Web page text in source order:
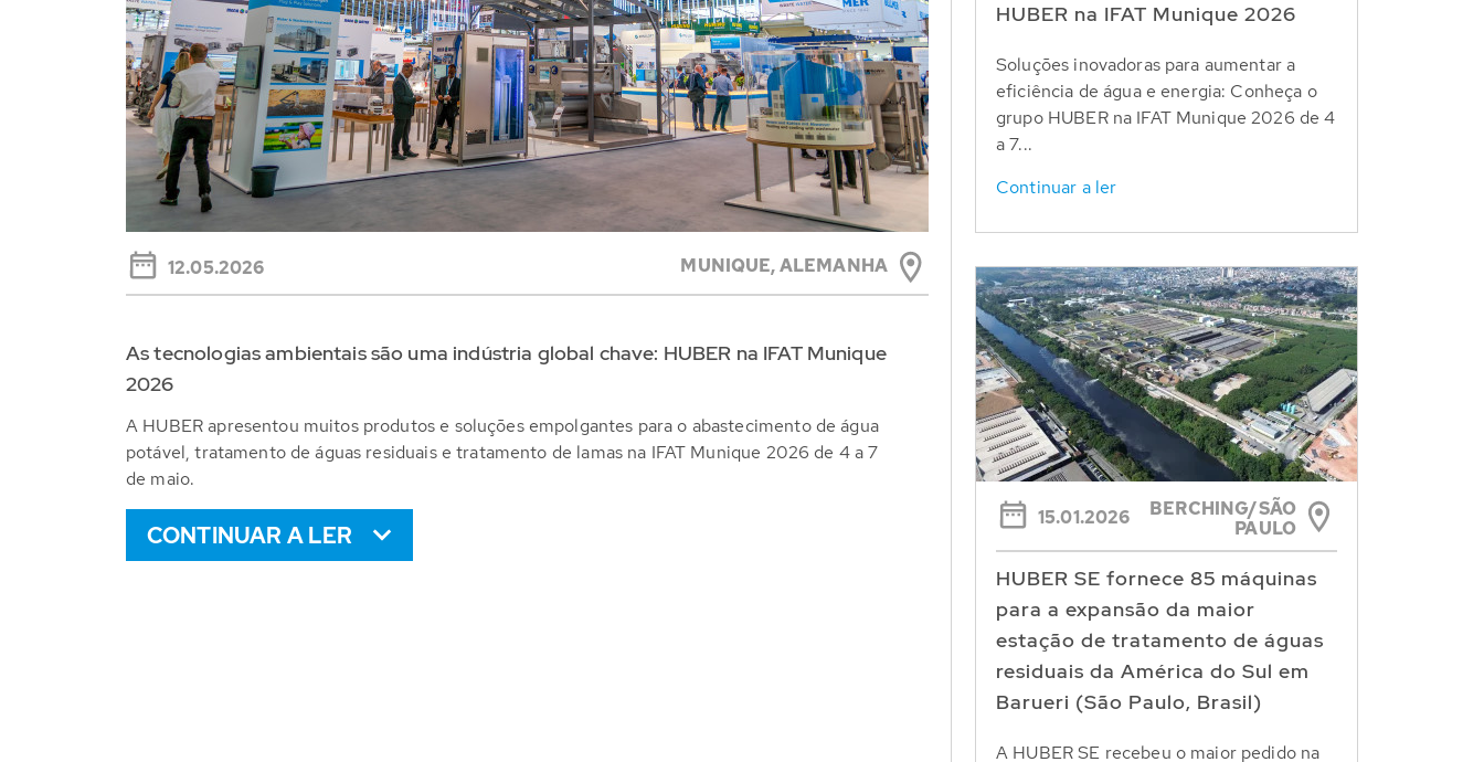
12.05.2026 MUNIQUE,ALEMANHA
As tecnologias ambientais são uma indústria global chave: HUBER na IFAT Munique
2026
A HUBER apresentou muitos produtos e soluções empolgantes para o abastecimento de água
potável, tratamento de águas residuais e tratamento de lamas na IFAT Munique 2026 de 4 a 7
de maio.
CONTINUAR A LER
HUBER na IFAT Munique 2026
Soluções inovadoras para aumentar a
eficiência de água e energia: Conheça o
grupo HUBER na IFAT Munique 2026 de 4
a 7...
Continuar a ler
15.01.2026
BERCHING/SÃO
PAULO
HUBER SE fornece 85 máquinas
para a expansão da maior
estação de tratamento de águas
residuais da América do Sul em
Barueri (São Paulo, Brasil)
A HUBER SE recebeu o maior pedido na